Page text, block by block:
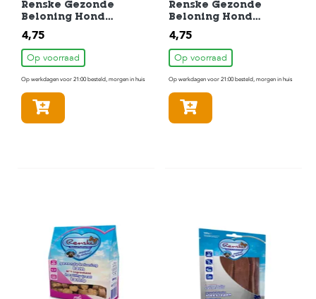
Renske Gezonde
Beloning Hond
Vleesrepen
Hondensnack Lam
70gr
4,75
Op voorraad
Op werkdagen voor 21:00 besteld, morgen in huis
Renske Gezonde
Beloning Hond
Vleesrepen
Hondensnack Eend
100gr
4,75
Op voorraad
Op werkdagen voor 21:00 besteld, morgen in huis